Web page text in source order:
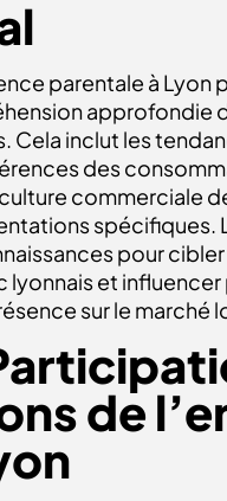
parentale à Lyon
approfondie
Cela inclut les
des
commerciale
spécifiques.
pour
lyonnais et
sur le marché
de